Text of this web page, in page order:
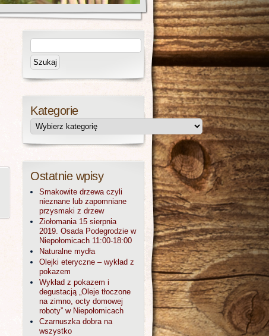
Kategorie
Ostatnie wpisy
Smakowite drzewa czyli
nieznane lub zapomniane
przysmaki z drzew
Ziołomania 15 sierpnia
2019. Osada Podegrodzie w
Niepołomicach 11:00-18:00
Naturalne mydła
Olejki eteryczne – wykład z
pokazem
Wykład z pokazem i
degustacją „Oleje tłoczone
na zimno, octy domowej
roboty” w Niepołomicach
Czarnuszka dobra na
wszystko